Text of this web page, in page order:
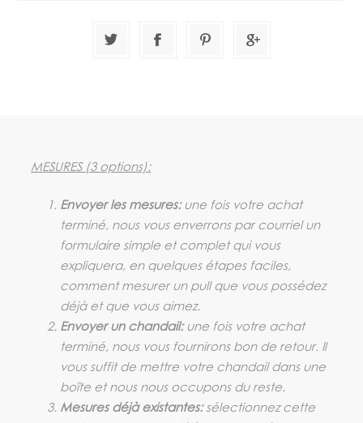
MESURES (3 options):
Envoyer les mesures:une fois votre achat
terminé, nous vous enverrons par courriel un
formulaire simple et complet qui vous
expliquera, en quelques étapes faciles,
comment mesurer un pull que vous possédez
déjà et que vous aimez.
Envoyer un chandail:une fois votre achat
terminé, nous vous fournirons bon de retour. Il
vous suffit de mettre votre chandail dans une
boîte et nous nous occupons du reste.
Mesures déjà existantes:sélectionnez cette